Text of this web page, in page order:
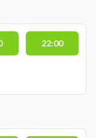
22:00